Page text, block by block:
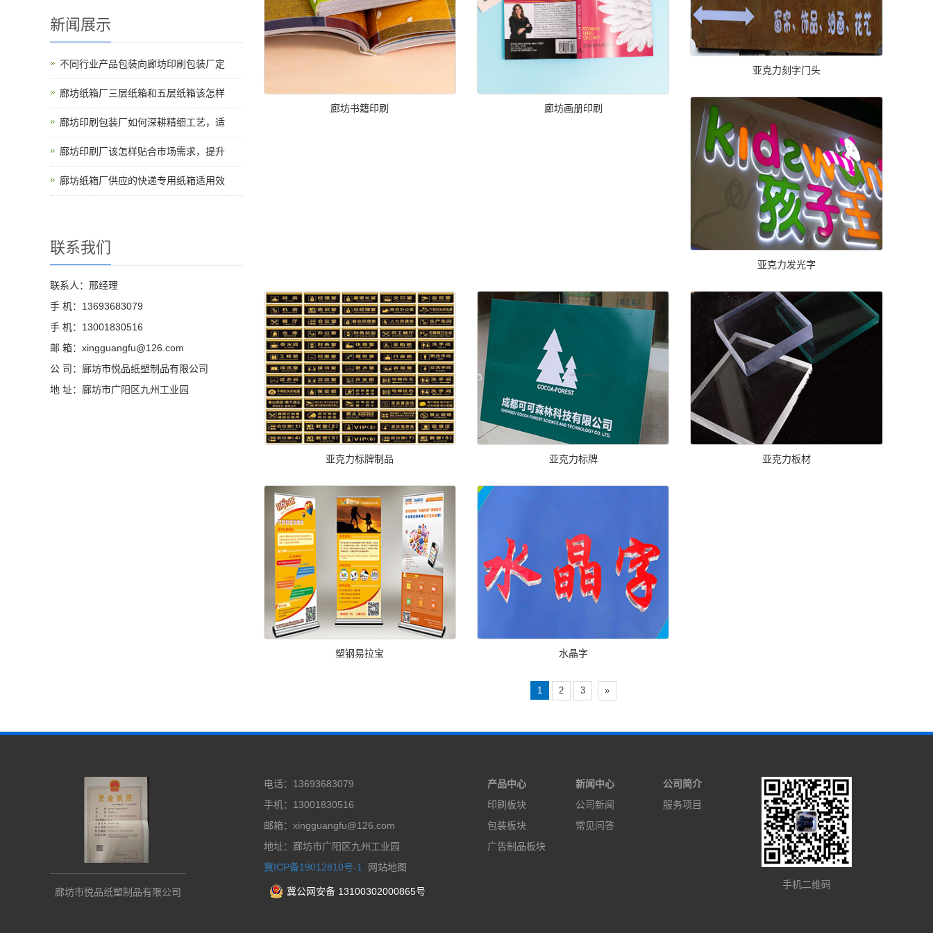
廊坊书籍印刷 廊坊画册印刷
亚克力刻字门头
亚克力发光字
亚克力标牌制品 亚克力标牌 亚克力板材
塑钢易拉宝 水晶字
1 2 3 »
新闻展示
不同行业产品包装向廊坊印刷包装厂定
廊坊纸箱厂三层纸箱和五层纸箱该怎样
廊坊印刷包装厂如何深耕精细工艺，适
廊坊印刷厂该怎样贴合市场需求，提升
廊坊纸箱厂供应的快递专用纸箱适用效
联系我们
联系人：邢经理
手 机：13693683079
手 机：13001830516
邮 箱：xingguangfu@126.com
公 司：廊坊市悦品纸塑制品有限公司
地 址：廊坊市广阳区九州工业园
廊坊市悦品纸塑制品有限公司
电话：13693683079
手机：13001830516
邮箱：xingguangfu@126.com
地址：廊坊市广阳区九州工业园
冀ICP备19012810号-1
网站地图
冀公网安备 13100302000865号
产品中心
印刷板块
包装板块
广告制品板块
新闻中心
公司新闻
常见问答
公司简介
服务项目
手机二维码